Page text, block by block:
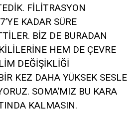
FİLİTRASYON
KADAR SÜRE
BİZ DE BURADAN
HEM DE ÇEVRE
DEĞİŞİKLİĞİ
KEZ DAHA YÜKSEK SESLE
SOMA’MIZ BU KARA
KALMASIN.